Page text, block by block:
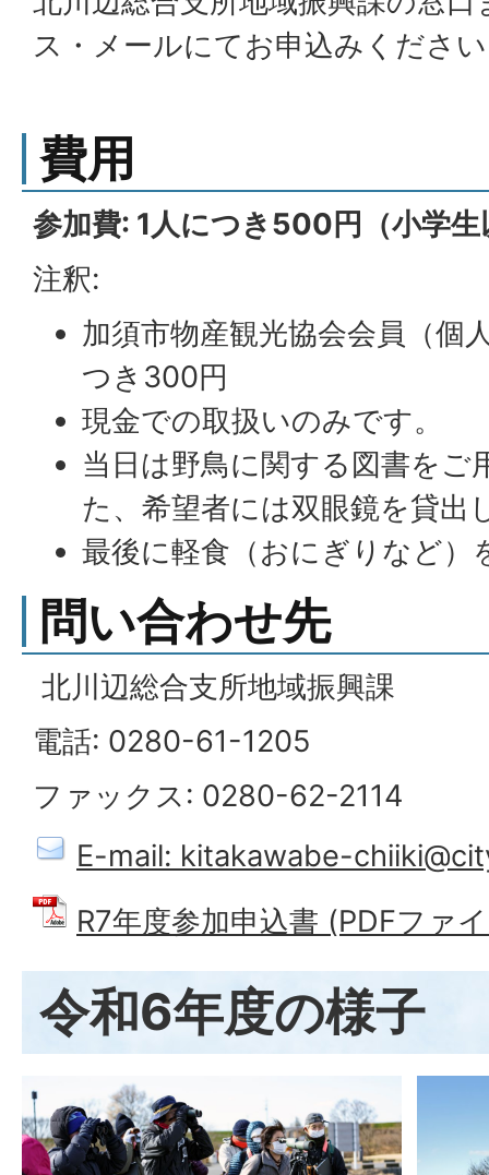
ス・メールにてお申込みくださ
費用
参加費: 1人につき500円（小学生
注釈:
加須市物産観光協会会員（個
つき300円
現金での取扱いのみです。
当日は野鳥に関する図書をご
た、希望者には双眼鏡を貸出
最後に軽食（おにぎりなど）
問い合わせ先
北川辺総合支所地域振興課
電話: 0280-61-1205
ファックス: 0280-62-2114
E-mail: kitakawabe-
R7年度参加申込書 (PDFファ
令和6年度の様子